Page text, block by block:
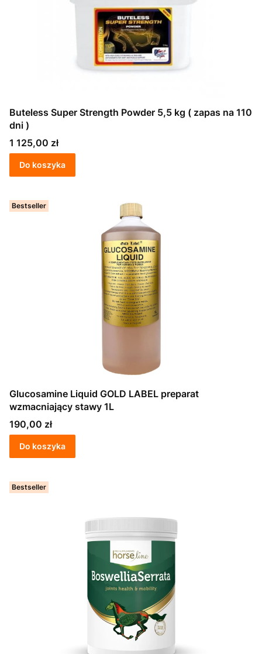
Buteless Super Strength Powder 5,5 kg ( zapas na 110
dni )
Cena
1 125,00 zł
Do koszyka
Bestseller
Glucosamine Liquid GOLD LABEL preparat
wzmacniający stawy 1L
Cena
190,00 zł
Do koszyka
Bestseller